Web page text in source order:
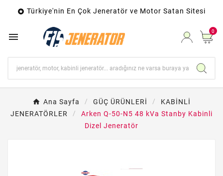
 Türkiye'nin En Çok Jeneratör ve Motor Satan Sitesi
 0
Ana Sayfa GÜÇ ÜRÜNLERİ
KABİNLİ
JENERATÖRLER
Arken Q-50-N5 48 kVa Stanby Kabinli
Dizel Jeneratör